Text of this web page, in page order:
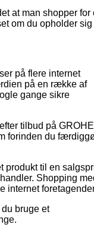
at man shopper for
om du opholder sig
på flere internet
på en række af
gange sikre
tilbud på GROHE
forinden du
produkt til en
Shopping
internet
bruge et